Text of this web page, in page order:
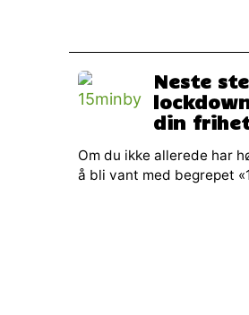
Neste
din
Om du ikke allerede har
å bli vant med begrepet